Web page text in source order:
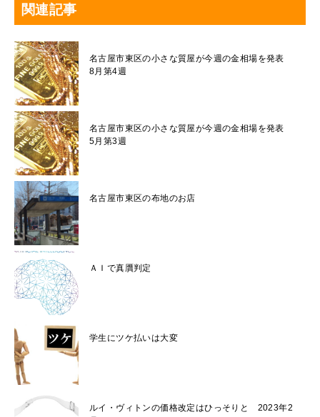
関連記事
名古屋市東区の小さな質屋が今週の金相場を発表
8月第4週
名古屋市東区の小さな質屋が今週の金相場を発表
5月第3週
名古屋市東区の布地のお店
ＡＩで真贋判定
学生にツケ払いは大変
ルイ・ヴィトンの価格改定はひっそりと 2023年2